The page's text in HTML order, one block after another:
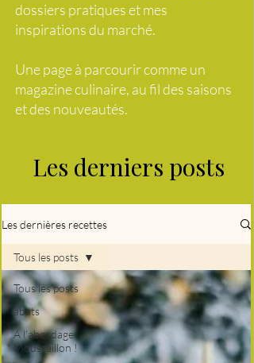
dossiers pratiques et mes
inspirations du marché.
Une page à parcourir comme un
magazine culinaire, au fil des saisons
et des nouveautés.
Les derniers posts
Les dernières recettes
Tous les posts
abats
A l'abordage
Moussaillon !
Tous les posts